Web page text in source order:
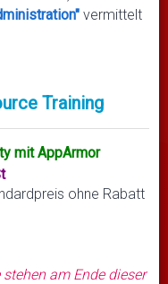
vermittelt
Training
mit AppArmor
ohne Rabatt
am Ende dieser